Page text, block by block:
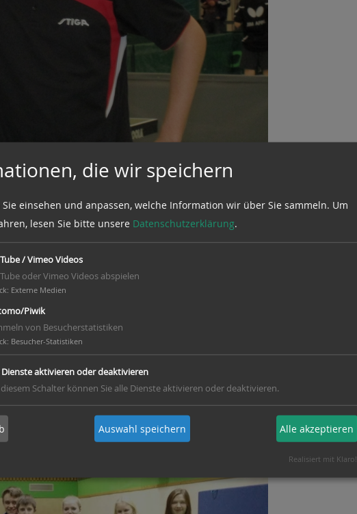
Westercelle statt. Für den MTV „Fichte“ waren
Schüler 2016
die wir speichern
einsehen und anpassen, welche Information wir über Sie sammeln. Um
lesen Sie bitte unsere Datenschutzerklärung.
/ Vimeo Videos
oder Vimeo Videos abspielen
: Externe Medien
Piwik
von Besucherstatistiken
: Besucher-Statistiken
Dienste aktivieren oder deaktivieren
Schalter können Sie alle Dienste aktivieren oder deaktivieren.
Auswahl speichern Alle akzeptieren
Realisiert mit Klaro!